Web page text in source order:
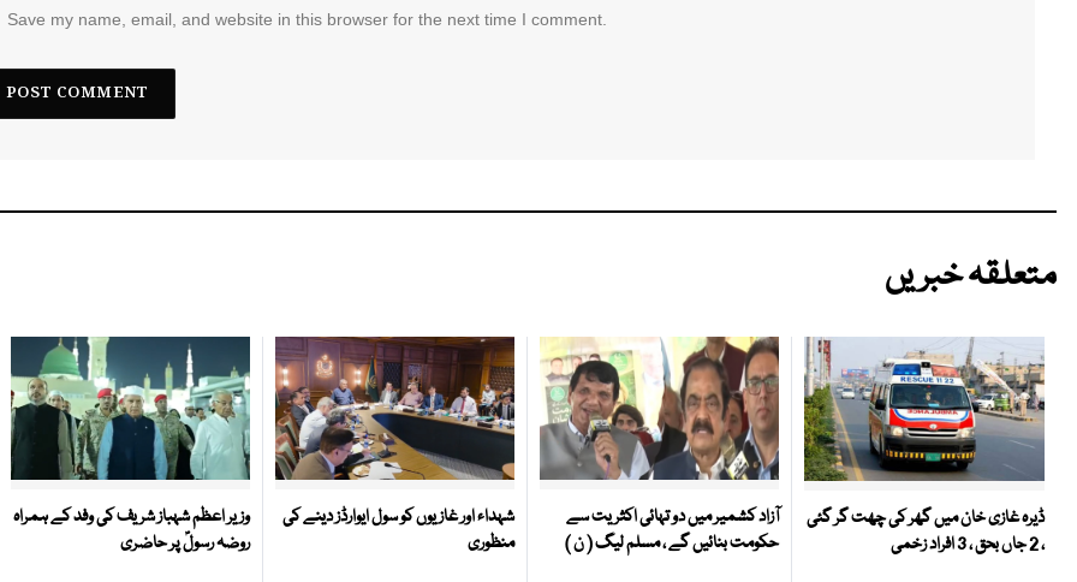
Save my name, email, and website in this browser for the next time I comment.
متعلقہ خبریں
ڈیرہ غازی خان میں گھر کی چھت گر گئی
، 2 جاں بحق ، 3 افراد زخمی
آزاد کشمیر میں دو تہائی اکثریت سے
حکومت بنائیں گے ، مسلم لیگ ( ن )
شہداء اور غازیوں کو سول ایوارڈز دینے کی
منظوری
وزیر اعظم شہباز شریف کی وفد کے ہمراہ
روضہ رسولؐ پر حاضری